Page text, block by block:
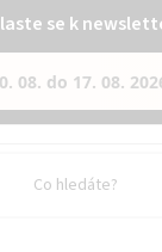
se k
08. do 17. 08.